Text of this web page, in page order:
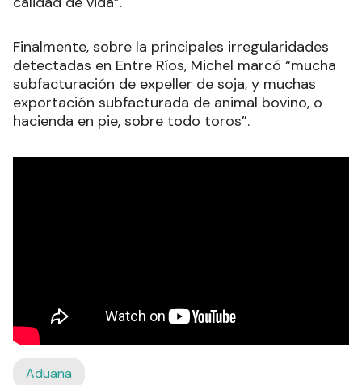
Finalmente, sobre la principales irregularidades
detectadas en Entre Ríos, Michel marcó “mucha
subfacturación de expeller de soja, y muchas
exportación subfacturada de animal bovino, o
hacienda en pie, sobre todo toros”.
Aduana